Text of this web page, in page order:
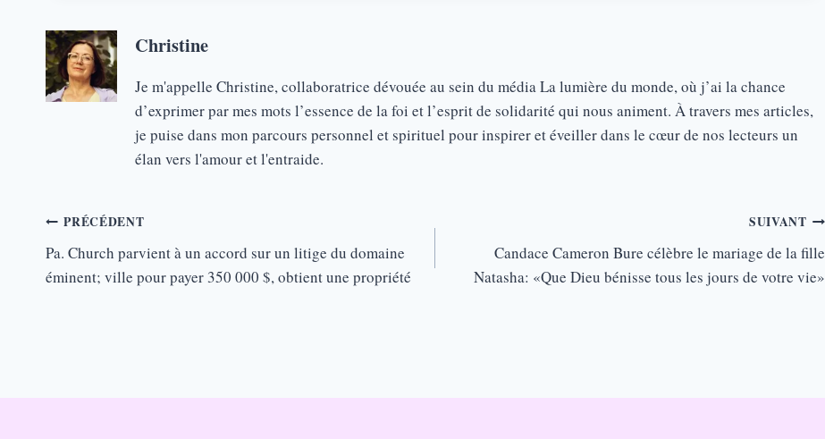
Christine
Je m'appelle Christine, collaboratrice dévouée au sein du média La lumière du monde, où j’ai la chance
d’exprimer par mes mots l’essence de la foi et l’esprit de solidarité qui nous animent. À travers mes articles,
je puise dans mon parcours personnel et spirituel pour inspirer et éveiller dans le cœur de nos lecteurs un
élan vers l'amour et l'entraide.
Navigation
de
l’article
PRÉCÉDENT
Pa. Church parvient à un accord sur un litige du domaine
éminent; ville pour payer 350 000 $, obtient une propriété
SUIVANT
Candace Cameron Bure célèbre le mariage de la fille
Natasha: «Que Dieu bénisse tous les jours de votre vie»